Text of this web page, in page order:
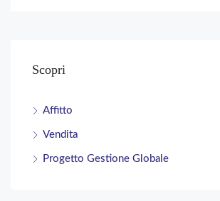
Scopri
Affitto
Vendita
Progetto Gestione Globale